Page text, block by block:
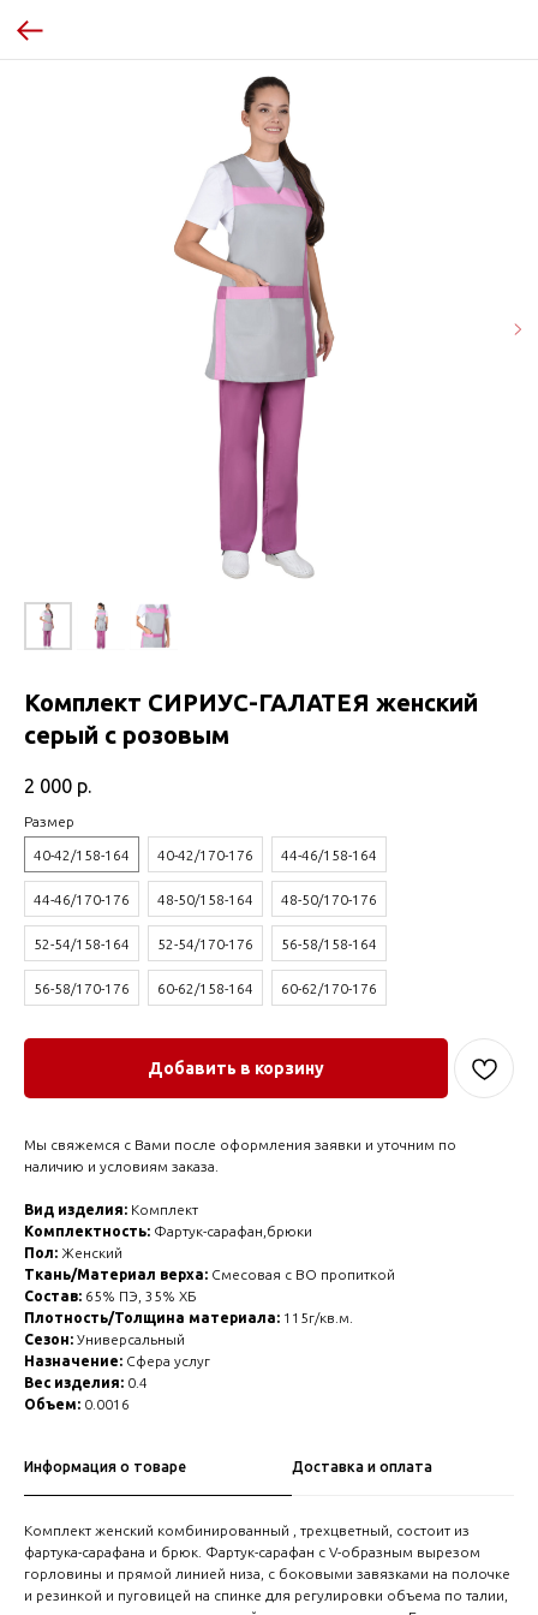
Комплект СИРИУС-ГАЛАТЕЯ женский
серый с розовым
2 000 р.
Размер
40-42/158-164 40-42/170-176 44-46/158-164
44-46/170-176 48-50/158-164 48-50/170-176
52-54/158-164 52-54/170-176 56-58/158-164
56-58/170-176 60-62/158-164 60-62/170-176
Добавить в корзину
Мы свяжемся с Вами после оформления заявки и уточним по
наличию и условиям заказа.
Вид изделия: Комплект
Комплектность: Фартук-сарафан,брюки
Пол: Женский
Ткань/Материал верха: Смесовая с ВО пропиткой
Состав: 65% ПЭ, 35% ХБ
Плотность/Толщина материала: 115г/кв.м.
Сезон: Универсальный
Назначение: Сфера услуг
Вес изделия: 0.4
Объем: 0.0016
Информация о товаре Доставка и оплата
Комплект женский комбинированный , трехцветный, состоит из
фартука-сарафана и брюк. Фартук-сарафан с V-образным вырезом
горловины и прямой линией низа, с боковыми завязками на полочке
и резинкой и пуговицей на спинке для регулировки объема по талии,